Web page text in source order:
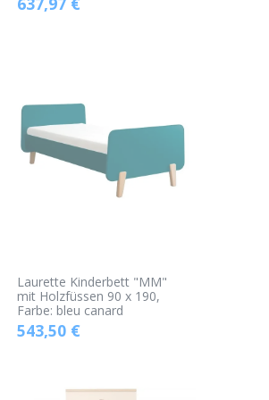
Laurette Kinderbett "MM"
mit Holzfüssen 90 x 190,
Farbe: bleu canard
543,50 €